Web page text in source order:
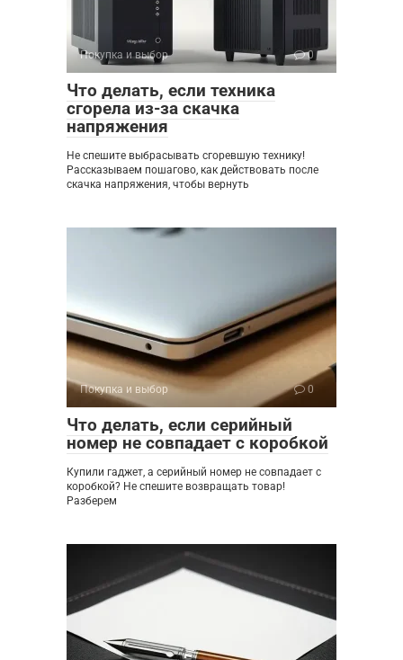
Покупка и выбор 0
Что делать, если техника
сгорела из-за скачка
напряжения
Не спешите выбрасывать сгоревшую технику!
Рассказываем пошагово, как действовать после
скачка напряжения, чтобы вернуть
Покупка и выбор 0
Что делать, если серийный
номер не совпадает с коробкой
Купили гаджет, а серийный номер не совпадает с
коробкой? Не спешите возвращать товар!
Разберем